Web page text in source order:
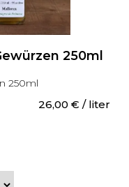
250ml
250ml
26,00 € / liter